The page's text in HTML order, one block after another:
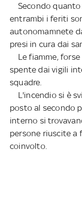
Secondo quanto
entrambi i feriti
autonomamnete
presi in cura dai
Le fiamme,
spente dai vigili
squadre.
L'incendio si è
posto al secondo
interno si
persone riuscite a
coinvolto.